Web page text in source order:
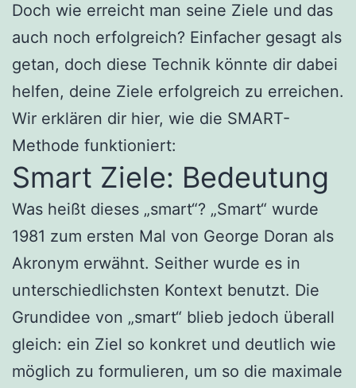
Doch wie erreicht man seine Ziele und das
auch noch erfolgreich? Einfacher gesagt als
getan, doch diese Technik könnte dir dabei
helfen, deine Ziele erfolgreich zu erreichen.
Wir erklären dir hier, wie die SMART-
Methode funktioniert:
Smart Ziele: Bedeutung
Was heißt dieses „smart“? „Smart“ wurde
1981 zum ersten Mal von George Doran als
Akronym erwähnt. Seither wurde es in
unterschiedlichsten Kontext benutzt. Die
Grundidee von „smart“ blieb jedoch überall
gleich: ein Ziel so konkret und deutlich wie
möglich zu formulieren, um so die maximale